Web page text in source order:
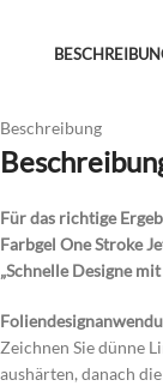
Beschreibung
Für das richtige
Farbgel One Stroke
„Schnelle Designe
Zeichnen Sie dünne
aushärten, danach